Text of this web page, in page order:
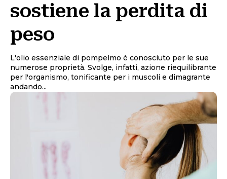
sostiene la perdita di
peso
L'olio essenziale di pompelmo è conosciuto per le sue
numerose proprietà. Svolge, infatti, azione riequilibrante
per l'organismo, tonificante per i muscoli e dimagrante
andando...